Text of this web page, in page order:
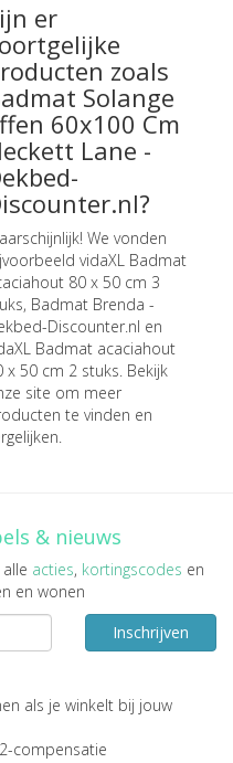
er
zoals
Solange
60x100 Cm
Lane -
We vonden
vidaXL Badmat
80 x 50 cm 3
, Badmat Brenda -
Discounter.nl en
Badmat acaciahout
x 50 cm 2 stuks. Bekijk
site om meer
te vinden en
& nieuws
acties, kortingscodes en
en wonen
Inschrijven
als je winkelt bij jouw
compensatie